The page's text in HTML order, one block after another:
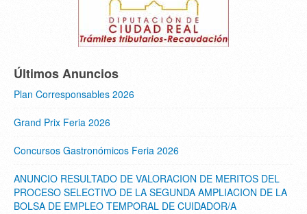
Últimos Anuncios
Plan Corresponsables 2026
Grand Prix Feria 2026
Concursos Gastronómicos Feria 2026
ANUNCIO RESULTADO DE VALORACION DE MERITOS DEL
PROCESO SELECTIVO DE LA SEGUNDA AMPLIACION DE LA
BOLSA DE EMPLEO TEMPORAL DE CUIDADOR/A